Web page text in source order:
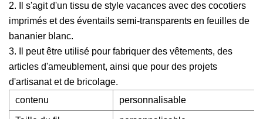
2. Il s'agit d'un tissu de style vacances avec des cocotiers
imprimés et des éventails semi-transparents en feuilles de
bananier blanc.
3. Il peut être utilisé pour fabriquer des vêtements, des
articles d'ameublement, ainsi que pour des projets
d'artisanat et de bricolage.
contenu
personnalisable